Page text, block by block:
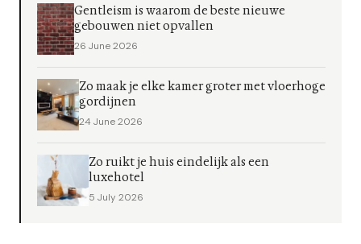
Gentleism is waarom de beste nieuwe
gebouwen niet opvallen
26 June 2026
Zo maak je elke kamer groter met vloerhoge
gordijnen
24 June 2026
Zo ruikt je huis eindelijk als een
luxehotel
5 July 2026